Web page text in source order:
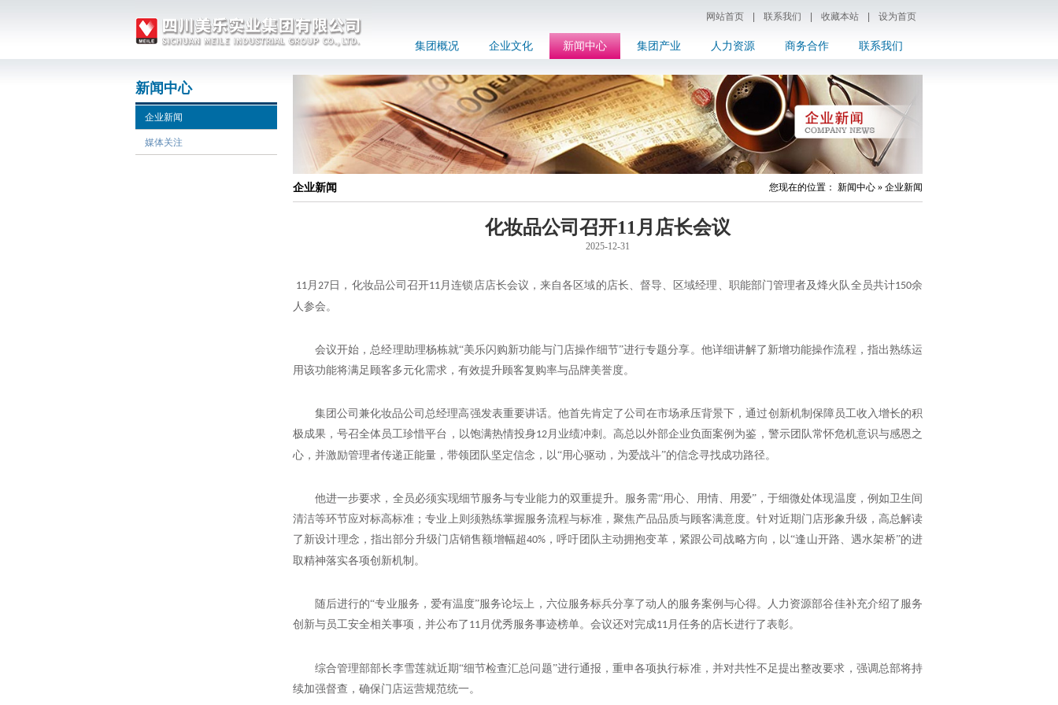
网站首页 联系我们 收藏本站 设为首页
集团概况 企业文化 新闻中心 集团产业 人力资源 商务合作 联系我们
新闻中心
企业新闻
媒体关注
企业新闻 您现在的位置： 新闻中心 » 企业新闻
化妆品公司召开11月店长会议
2025-12-31
11月27 日，化妆品公司召开11月连锁店店长会议，来自各区域的店长、督导、区域经理、职能部门管理者及烽火队全员共计150余
人参会。
会议开始，总经理助理杨栋就“美乐闪购新功能与门店操作细节”进行专题分享。他详细讲解了新增功能操作流程，指出熟练运
用该功能将满足顾客多元化需求，有效提升顾客复购率与品牌美誉度。
集团公司兼化妆品公司总经理高强发表重要讲话。他首先肯定了公司在市场承压背景下，通过创新机制保障员工收入增长的积
极成果，号召全体员工珍惜平台，以饱满热情投身12月业绩冲刺。高总以外部企业负面案例为鉴，警示团队常怀危机意识与感恩之
心，并激励管理者传递正能量，带领团队坚定信念，以“用心驱动，为爱战斗”的信念寻找成功路径。
他进一步要求，全员必须实现细节服务与专业能力的双重提升。服务需“用心、用情、用爱”，于细微处体现温度，例如卫生间
清洁等环节应对标高标准；专业上则须熟练掌握服务流程与标准，聚焦产品品质与顾客满意度。针对近期门店形象升级，高总解读
了新设计理念，指出部分升级门店销售额增幅超40% ，呼吁团队主动拥抱变革，紧跟公司战略方向，以“逢山开路、遇水架桥”的进
取精神落实各项创新机制。
随后进行的“专业服务，爱有温度”服务论坛上，六位服务标兵分享了动人的服务案例与心得。人力资源部谷佳补充介绍了服务
创新与员工安全相关事项，并公布了 11月优秀服务事迹榜单。会议还对完成11月任务的店长进行了表彰。
综合管理部部长李雪莲就近期“细节检查汇总问题”进行通报，重申各项执行标准，并对共性不足提出整改要求，强调总部将持
续加强督查，确保门店运营规范统一。